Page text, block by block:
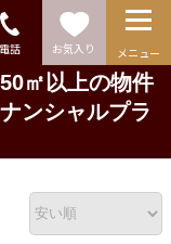
電話 お気入り メニュー
㎡以上の物件
ンシャルプラ